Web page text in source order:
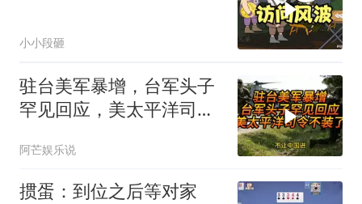
小小段砸
驻台美军暴增，台军头子
罕见回应，美太平洋司令
阿芒娱乐说
掼蛋：到位之后等对家